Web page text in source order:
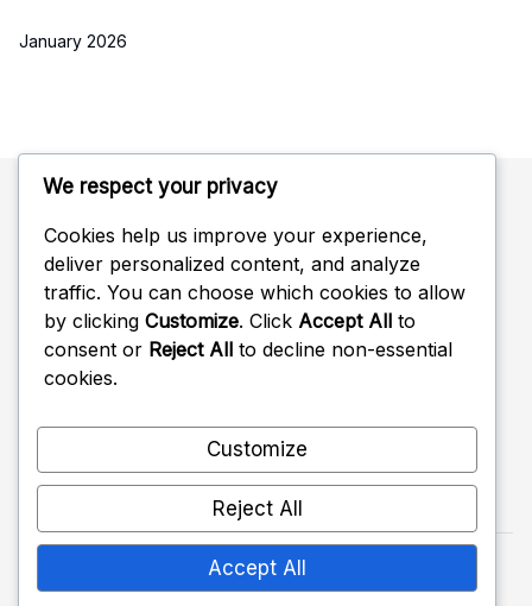
January 2026
Kategorien
Defensive Formationen im Volleyball
Kommunikationsstrategien in der Volleyballabwehr
Copyright 2026 —mc-attack.de
We respect your privacy
Cookies help us improve your experience,
deliver personalized content, and analyze
traffic. You can choose which cookies to allow
by clicking Customize. Click Accept All to
consent or Reject All to decline non-essential
cookies.
Customize
Reject All
Accept All